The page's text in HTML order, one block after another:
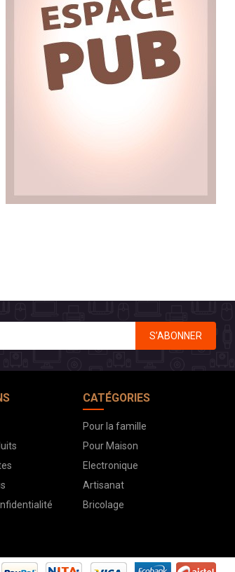
S’ABONNER
CATÉGORIES
Pour la famille
Pour Maison
Electronique
Artisanat
Bricolage